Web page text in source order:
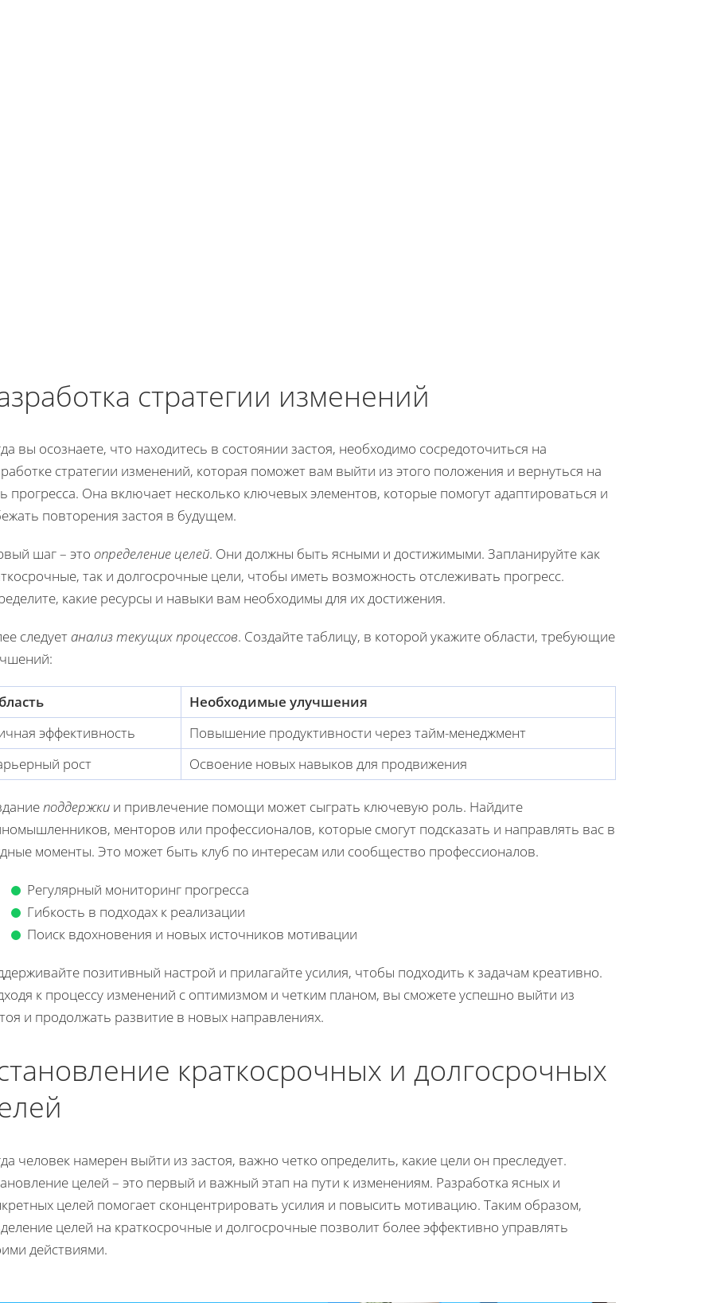
стратегии изменений
вы осознаете, что находитесь в состоянии застоя, необходимо сосредоточиться на
стратегии изменений, которая поможет вам выйти из этого положения и вернуться на
прогресса. Она включает несколько ключевых элементов, которые помогут адаптироваться и
повторения застоя в будущем.
шаг – это определение целей. Они должны быть ясными и достижимыми. Запланируйте как
так и долгосрочные цели, чтобы иметь возможность отслеживать прогресс.
какие ресурсы и навыки вам необходимы для их достижения.
следует анализ текущих процессов. Создайте таблицу, в которой укажите области, требующие
Необходимые улучшения
эффективность
Повышение продуктивности через тайм-менеджмент
рост
Освоение новых навыков для продвижения
поддержки и привлечение помощи может сыграть ключевую роль. Найдите
менторов или профессионалов, которые смогут подсказать и направлять вас в
моменты. Это может быть клуб по интересам или сообщество профессионалов.
Регулярный мониторинг прогресса
Гибкость в подходах к реализации
Поиск вдохновения и новых источников мотивации
позитивный настрой и прилагайте усилия, чтобы подходить к задачам креативно.
к процессу изменений с оптимизмом и четким планом, вы сможете успешно выйти из
и продолжать развитие в новых направлениях.
краткосрочных и долгосрочных
человек намерен выйти из застоя, важно четко определить, какие цели он преследует.
целей – это первый и важный этап на пути к изменениям. Разработка ясных и
целей помогает сконцентрировать усилия и повысить мотивацию. Таким образом,
целей на краткосрочные и долгосрочные позволит более эффективно управлять
действиями.